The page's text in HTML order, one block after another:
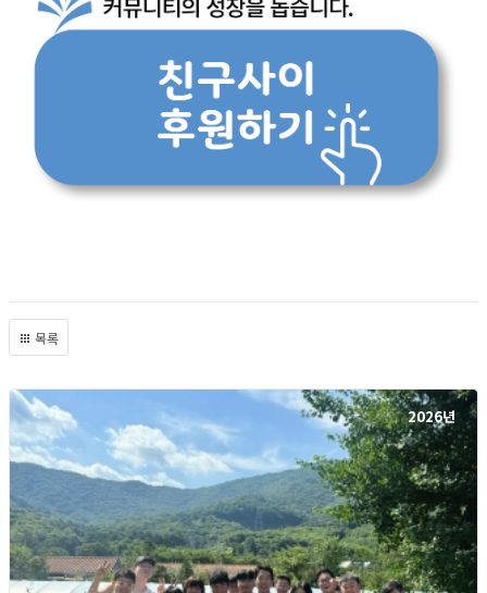
목록
2026년